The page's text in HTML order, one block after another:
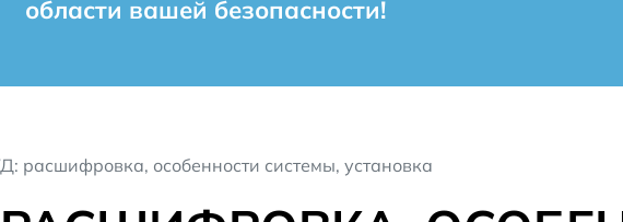
области вашей безопасности!
расшифровка, особенности системы, установка